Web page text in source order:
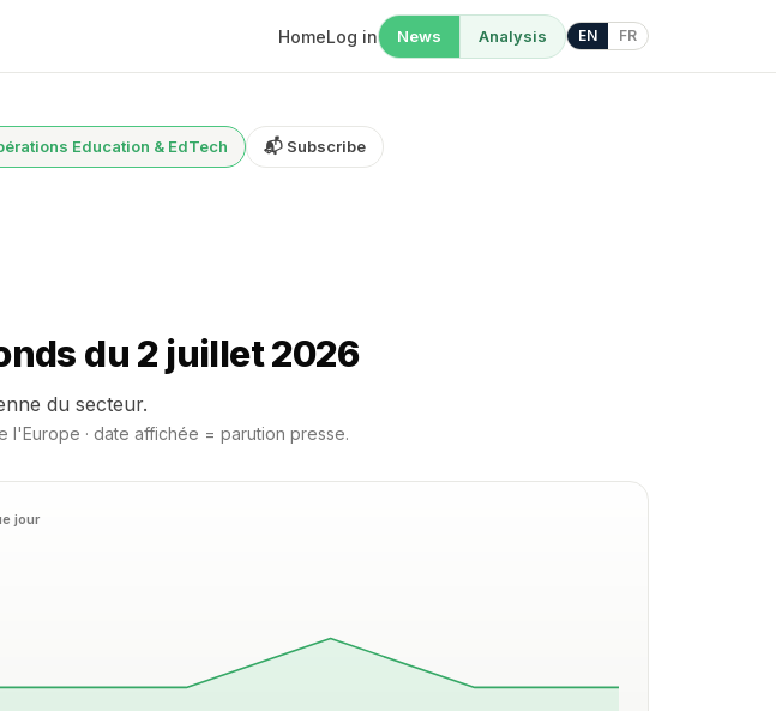
HomeLog in News Analysis EN FR
Education & EdTech 📬 Subscribe
du 2 juillet 2026
du secteur.
l'Europe · date affichée = parution presse.
jour